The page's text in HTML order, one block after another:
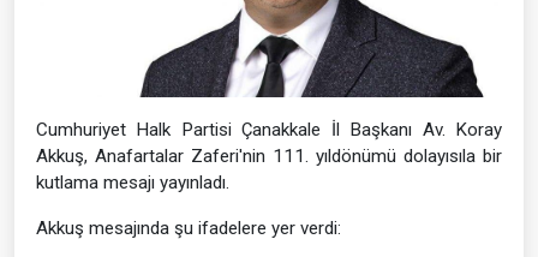
Cumhuriyet Halk Partisi Çanakkale İl Başkanı Av. Koray
Akkuş, Anafartalar Zaferi'nin 111. yıldönümü dolayısıla bir
kutlama mesajı yayınladı.
Akkuş mesajında şu ifadelere yer verdi: